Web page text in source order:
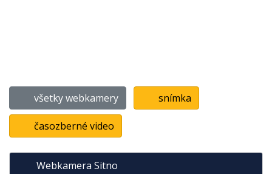
všetky webkamery snímka
časozberné video
Webkamera Sitno